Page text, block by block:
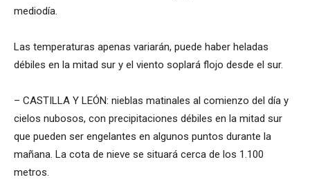
mediodía.
Las temperaturas apenas variarán, puede haber heladas
débiles en la mitad sur y el viento soplará flojo desde el sur.
– CASTILLA Y LEÓN: nieblas matinales al comienzo del día y
cielos nubosos, con precipitaciones débiles en la mitad sur
que pueden ser engelantes en algunos puntos durante la
mañana. La cota de nieve se situará cerca de los 1.100
metros.